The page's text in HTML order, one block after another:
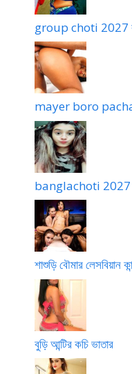
group choti 2027
mayer boro pacha
banglachoti 2027
শাশুড়ি বৌমার লেসবিয়ান
বুড়ি আন্টির কচি ভাতার